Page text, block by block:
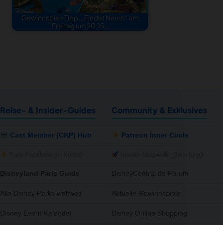
Gewinnspiel-Tipp: „Findet Nemo“ am
Freitag um 20:15…
Reise- & Insider-Guides
Cast Member (CRP) Hub
Disneyland Paris Guide
Alle Disney Parks weltweit
Disney Event-Kalender
Community & Exklusives
Patreon Inner Circle
DisneyCentral.de Forum
Aktuelle Gewinnspiele
Disney Online Shopping